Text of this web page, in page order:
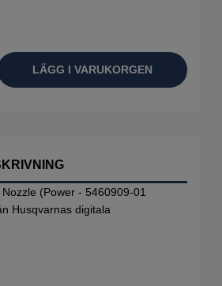
LÄGG I VARUKORGEN
(Power - 5460909-01
Husqvarnas digitala